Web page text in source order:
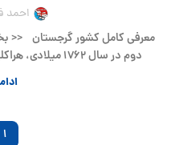
احمد
معرفی کامل کشور گرجستان <<
دوم در سال ۱۷۶۲ میلادی، هراکلیوس جانشین او شد و با اتحاد کا...
1